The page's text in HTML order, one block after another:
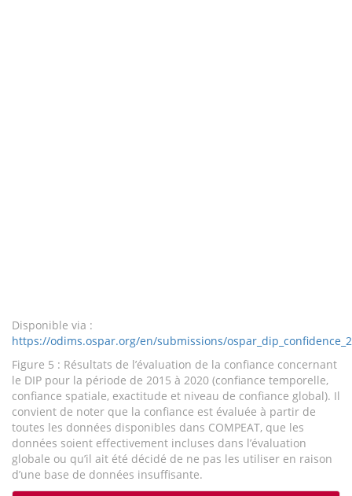
Disponible via :
https://odims.ospar.org/en/submissions/
Figure 5 : Résultats de l’évaluation de la confiance concernant
le DIP pour la période de 2015 à 2020 (confiance temporelle,
confiance spatiale, exactitude et niveau de confiance global). Il
convient de noter que la confiance est évaluée à partir de
toutes les données disponibles dans COMPEAT, que les
données soient effectivement incluses dans l’évaluation
globale ou qu’il ait été décidé de ne pas les utiliser en raison
d’une base de données insuffisante.